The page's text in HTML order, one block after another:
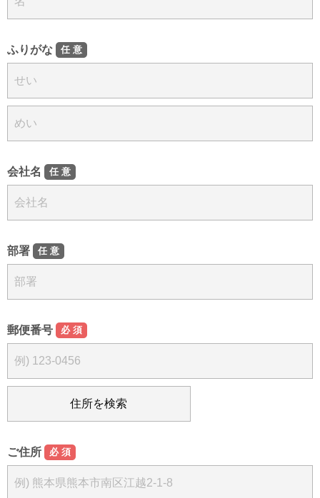
ふりがな 任意
会社名 任意
部署 任意
郵便番号 必須
ご住所 必須